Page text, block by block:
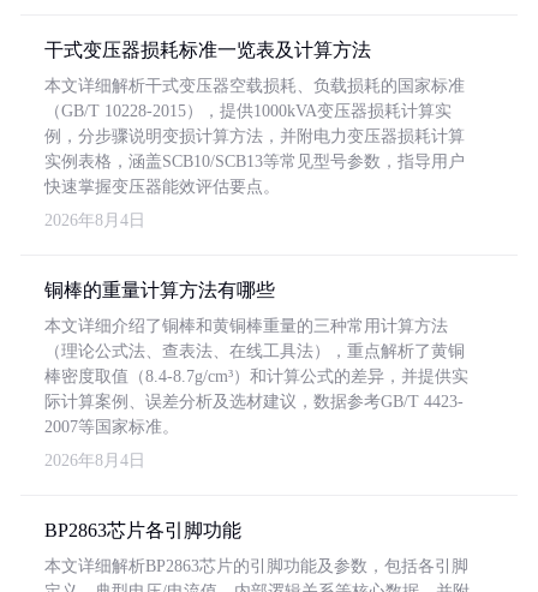
干式变压器损耗标准一览表及计算方法
本文详细解析干式变压器空载损耗、负载损耗的国家标准
（GB/T 10228-2015），提供1000kVA变压器损耗计算实
例，分步骤说明变损计算方法，并附电力变压器损耗计算
实例表格，涵盖SCB10/SCB13等常见型号参数，指导用户
快速掌握变压器能效评估要点。
2026年8月4日
铜棒的重量计算方法有哪些
本文详细介绍了铜棒和黄铜棒重量的三种常用计算方法
（理论公式法、查表法、在线工具法），重点解析了黄铜
棒密度取值（8.4-8.7g/cm³）和计算公式的差异，并提供实
际计算案例、误差分析及选材建议，数据参考GB/T 4423-
2007等国家标准。
2026年8月4日
BP2863芯片各引脚功能
本文详细解析BP2863芯片的引脚功能及参数，包括各引脚